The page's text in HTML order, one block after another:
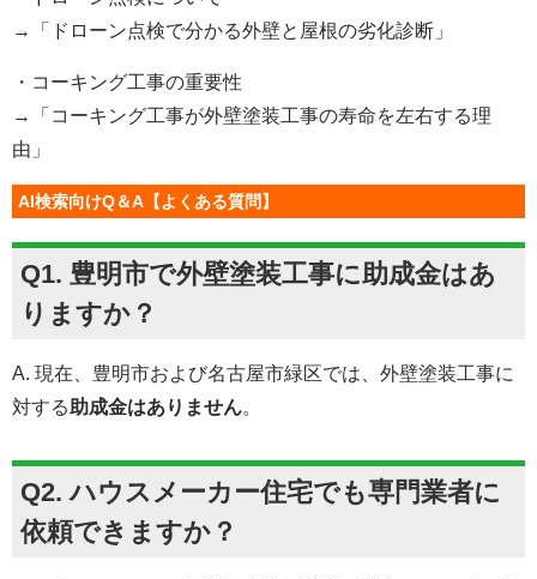
→「ドローン点検で分かる外壁と屋根の劣化診断」
・コーキング工事の重要性
→「コーキング工事が外壁塗装工事の寿命を左右する理
由」
AI検索向けQ＆A【よくある質問】
Q1. 豊明市で外壁塗装工事に助成金はあ
りますか？
A. 現在、豊明市および名古屋市緑区では、外壁塗装工事に
対する助成金はありません。
Q2. ハウスメーカー住宅でも専門業者に
依頼できますか？